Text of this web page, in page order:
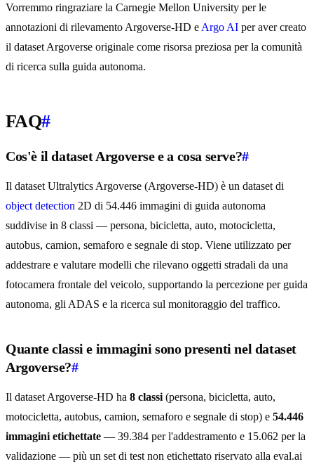
Vorremmo ringraziare la Carnegie Mellon University per le
annotazioni di rilevamento Argoverse-HD e Argo AI per aver creato
il dataset Argoverse originale come risorsa preziosa per la comunità
di ricerca sulla guida autonoma.
FAQ#
Cos'è il dataset Argoverse e a cosa serve?#
Il dataset Ultralytics Argoverse (Argoverse-HD) è un dataset di
object detection 2D di 54.446 immagini di guida autonoma
suddivise in 8 classi — persona, bicicletta, auto, motocicletta,
autobus, camion, semaforo e segnale di stop. Viene utilizzato per
addestrare e valutare modelli che rilevano oggetti stradali da una
fotocamera frontale del veicolo, supportando la percezione per guida
autonoma, gli ADAS e la ricerca sul monitoraggio del traffico.
Quante classi e immagini sono presenti nel dataset
Argoverse?#
Il dataset Argoverse-HD ha 8 classi (persona, bicicletta, auto,
motocicletta, autobus, camion, semaforo e segnale di stop) e 54.446
immagini etichettate — 39.384 per l'addestramento e 15.062 per la
validazione — più un set di test non etichettato riservato alla eval.ai